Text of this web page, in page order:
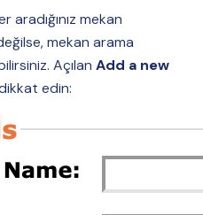
aradığınız mekan
mekan arama
Açılan Add a new
edin: